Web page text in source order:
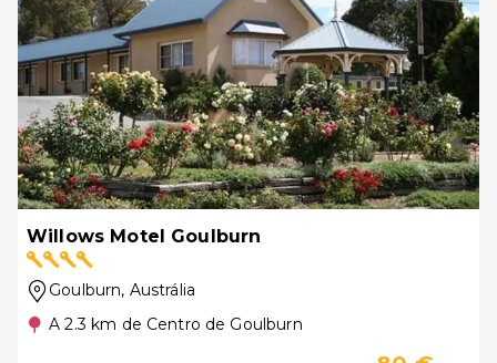
Willows Motel Goulburn
Goulburn, Austrália
A 2.3 km de Centro de Goulburn